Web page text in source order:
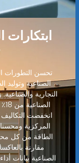
ابتكارات
تحسن التطورات
الصناعية وتوليد
التجارية
المركزية
مقارنة
الصناعية بيانات